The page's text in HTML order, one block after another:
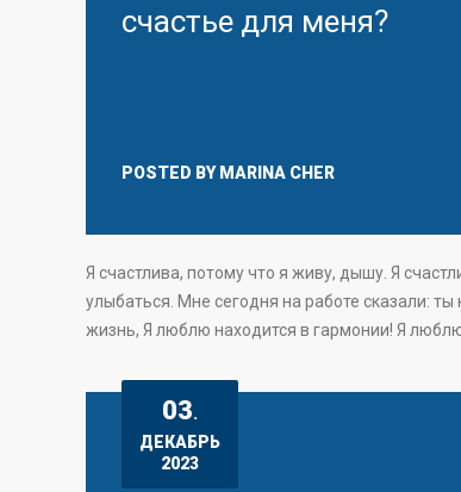
счастье для меня?
POSTED BY MARINA CHER
Я счастлива, потому что я живу, дышу. Я
улыбаться. Мне сегодня на работе сказали:
жизнь, Я люблю находится в гармонии! Я
03.
ДЕКАБРЬ
2023